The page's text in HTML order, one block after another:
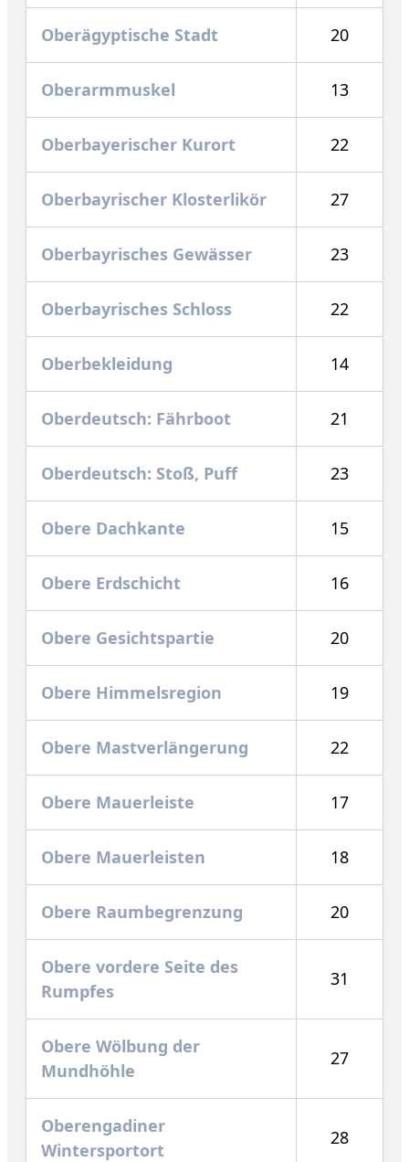
Oberägyptische Stadt 20
Oberarmmuskel 13
Oberbayerischer Kurort 22
Oberbayrischer Klosterlikör 27
Oberbayrisches Gewässer 23
Oberbayrisches Schloss 22
Oberbekleidung 14
Oberdeutsch: Fährboot 21
Oberdeutsch: Stoß, Puff 23
Obere Dachkante 15
Obere Erdschicht 16
Obere Gesichtspartie 20
Obere Himmelsregion 19
Obere Mastverlängerung 22
Obere Mauerleiste 17
Obere Mauerleisten 18
Obere Raumbegrenzung 20
Obere vordere Seite des
Rumpfes
31
Obere Wölbung der
Mundhöhle
27
Oberengadiner
Wintersportort
28